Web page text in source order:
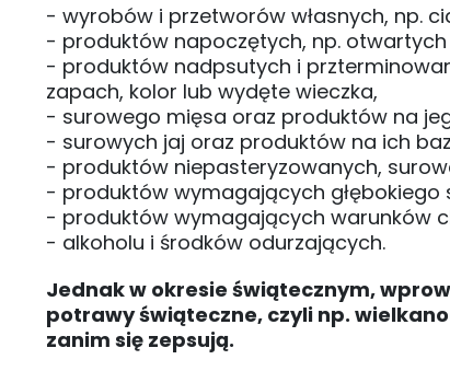
- wyrobów i przetworów własnych, np.
- produktów napoczętych, np. otwartych
- produktów nadpsutych i
zapach, kolor lub wydęte wieczka,
- surowego mięsa oraz produktów na
- surowych jaj oraz produktów na ich
- produktów niepasteryzowanych,
- produktów wymagających głębokiego
- produktów wymagających warunków
- alkoholu i środków odurzających.
Jednak w okresie świątecznym,
potrawy świąteczne, czyli np.
zanim się zepsują.